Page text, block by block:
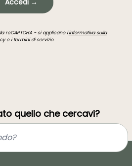
Accedi →
reCAPTCHA - si applicano l'informativa sulla
e itermini di servizio.
quello che cercavi?